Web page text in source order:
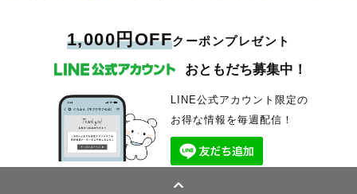
1,000円OFFクーポンプレゼント
おともだち募集中！
LINE公式アカウント限定の
お得な情報を毎週配信！